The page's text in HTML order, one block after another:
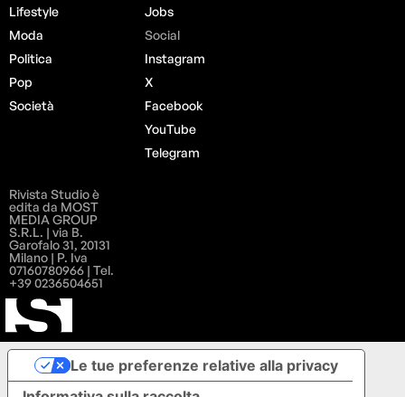
Lifestyle
Moda
Politica
Pop
Società
Jobs
Social
Instagram
X
Facebook
YouTube
Telegram
Rivista Studio è
edita da MOST
MEDIA GROUP
S.R.L. | via B.
Garofalo 31, 20131
Milano | P. Iva
07160780966 | Tel.
+39 0236504651
Le tue preferenze relative alla privacy